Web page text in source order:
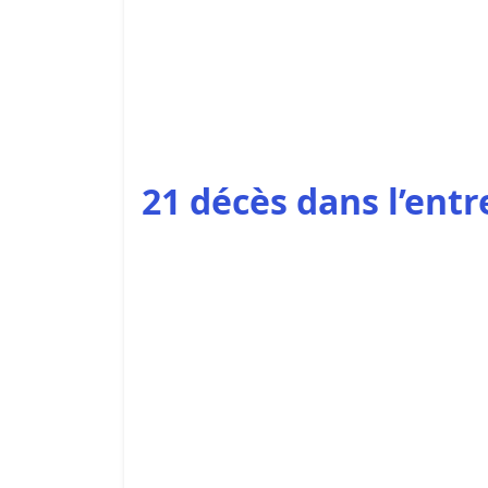
21 décès dans